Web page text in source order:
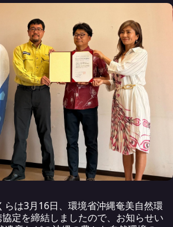
らは3月16日、環境省沖縄奄美自然環
定を締結しましたので、お知らせい